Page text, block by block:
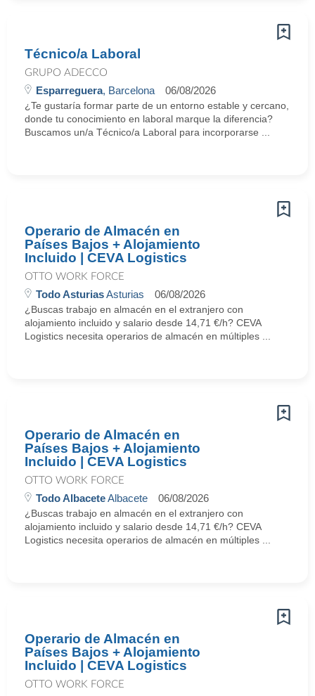
Técnico/a Laboral
GRUPO ADECCO
Esparreguera, Barcelona 06/08/2026
¿Te gustaría formar parte de un entorno estable y cercano,
donde tu conocimiento en laboral marque la diferencia?
Buscamos un/a Técnico/a Laboral para incorporarse ...
Operario de Almacén en
Países Bajos + Alojamiento
Incluido | CEVA Logistics
OTTO WORK FORCE
Todo AsturiasAsturias 06/08/2026
¿Buscas trabajo en almacén en el extranjero con
alojamiento incluido y salario desde 14,71 €/h? CEVA
Logistics necesita operarios de almacén en múltiples ...
Operario de Almacén en
Países Bajos + Alojamiento
Incluido | CEVA Logistics
OTTO WORK FORCE
Todo AlbaceteAlbacete 06/08/2026
¿Buscas trabajo en almacén en el extranjero con
alojamiento incluido y salario desde 14,71 €/h? CEVA
Logistics necesita operarios de almacén en múltiples ...
Operario de Almacén en
Países Bajos + Alojamiento
Incluido | CEVA Logistics
OTTO WORK FORCE